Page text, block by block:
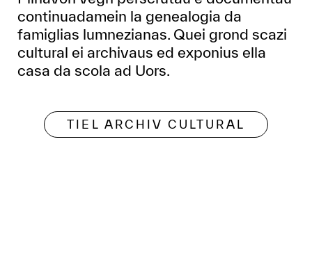
continuadamein la genealogia da
famiglias lumnezianas. Quei grond scazi
cultural ei archivaus ed exponius ella
casa da scola ad Uors.
TIEL ARCHIV CULTURAL